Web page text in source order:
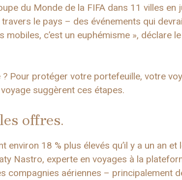
du Monde de la FIFA dans 11 villes en
le pays – des événements qui
c’est un euphémisme », déclare
Pour protéger votre portefeuille, votre
suggèrent ces étapes.
offres.
environ 18 % plus élevés qu’il y a un an
Nastro, experte en voyages à la
compagnies aériennes – principalement